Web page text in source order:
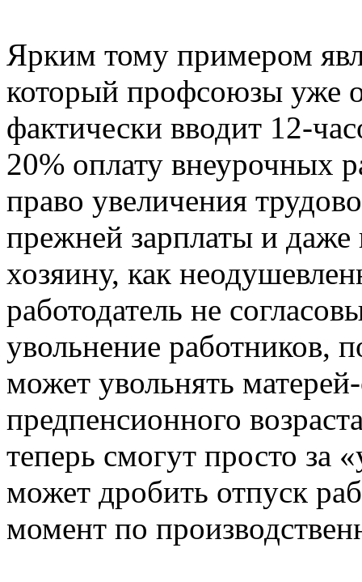
Ярким тому примером
который профсоюзы уже
фактически вводит 12-
20% оплату внеурочных
право увеличения
прежней зарплаты и даже
хозяину, как
работодатель не
увольнение работников,
может увольнять
предпенсионного
теперь смогут просто за
может дробить отпуск
момент по